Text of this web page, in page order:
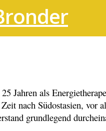
als
nach Südostasien, vor
grundlegend